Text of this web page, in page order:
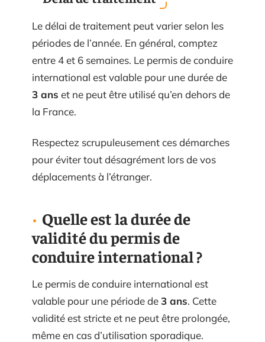
Le délai de traitement peut varier selon les
périodes de l’année. En général, comptez
entre 4 et 6 semaines. Le permis de conduire
international est valable pour une durée de
3 ans et ne peut être utilisé qu’en dehors de
la France.
Respectez scrupuleusement ces démarches
pour éviter tout désagrément lors de vos
déplacements à l’étranger.
Quelle est la durée de
validité du permis de
conduire international ?
Le permis de conduire international est
valable pour une période de3 ans. Cette
validité est stricte et ne peut être prolongée,
même en cas d’utilisation sporadique.